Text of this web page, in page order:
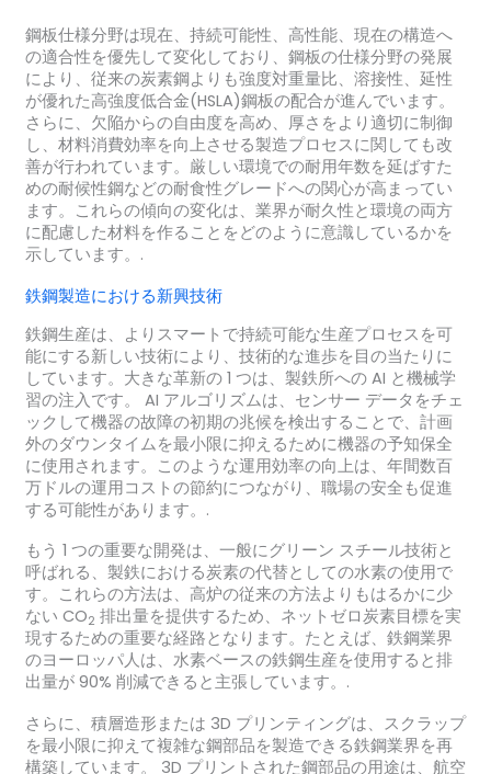
鋼板仕様分野は現在、持続可能性、高性能、現在の構造へ
の適合性を優先して変化しており、鋼板の仕様分野の発展
により、従来の炭素鋼よりも強度対重量比、溶接性、延性
が優れた高強度低合金(HSLA)鋼板の配合が進んでいます。
さらに、欠陥からの自由度を高め、厚さをより適切に制御
し、材料消費効率を向上させる製造プロセスに関しても改
善が行われています。厳しい環境での耐用年数を延ばすた
めの耐候性鋼などの耐食性グレードへの関心が高まってい
ます。これらの傾向の変化は、業界が耐久性と環境の両方
に配慮した材料を作ることをどのように意識しているかを
示しています。.
鉄鋼製造における新興技術
鉄鋼生産は、よりスマートで持続可能な生産プロセスを可
能にする新しい技術により、技術的な進歩を目の当たりに
しています。大きな革新の 1 つは、製鉄所への AI と機械学
習の注入です。 AI アルゴリズムは、センサー データをチェ
ックして機器の故障の初期の兆候を検出することで、計画
外のダウンタイムを最小限に抑えるために機器の予知保全
に使用されます。このような運用効率の向上は、年間数百
万ドルの運用コストの節約につながり、職場の安全も促進
する可能性があります。.
もう 1 つの重要な開発は、一般にグリーン スチール技術と
呼ばれる、製鉄における炭素の代替としての水素の使用で
す。これらの方法は、高炉の従来の方法よりもはるかに少
ない CO2 排出量を提供するため、ネットゼロ炭素目標を実
現するための重要な経路となります。たとえば、鉄鋼業界
のヨーロッパ人は、水素ベースの鉄鋼生産を使用すると排
出量が 90% 削減できると主張しています。.
さらに、積層造形または 3D プリンティングは、スクラップ
を最小限に抑えて複雑な鋼部品を製造できる鉄鋼業界を再
構築しています。 3D プリントされた鋼部品の用途は、航空